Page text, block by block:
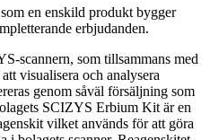
en enskild produkt bygger
erbjudanden.
scannern, som tillsammans med
visualisera och analysera
genom såväl försäljning som
SCIZYS Erbium Kit är en
vilket används för att göra